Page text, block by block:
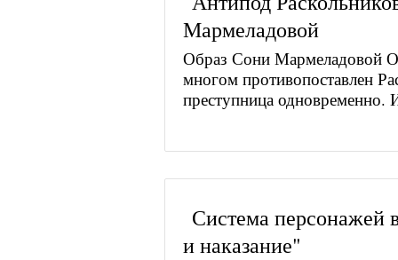
Мармеладовой
Образ Сони Мармеладовой
многом противопоставлен
преступница одновременно.
Система персонажей
и наказание"